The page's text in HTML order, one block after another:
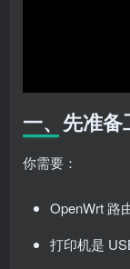
一、先准备
你需要：
OpenWrt 路
打印机是